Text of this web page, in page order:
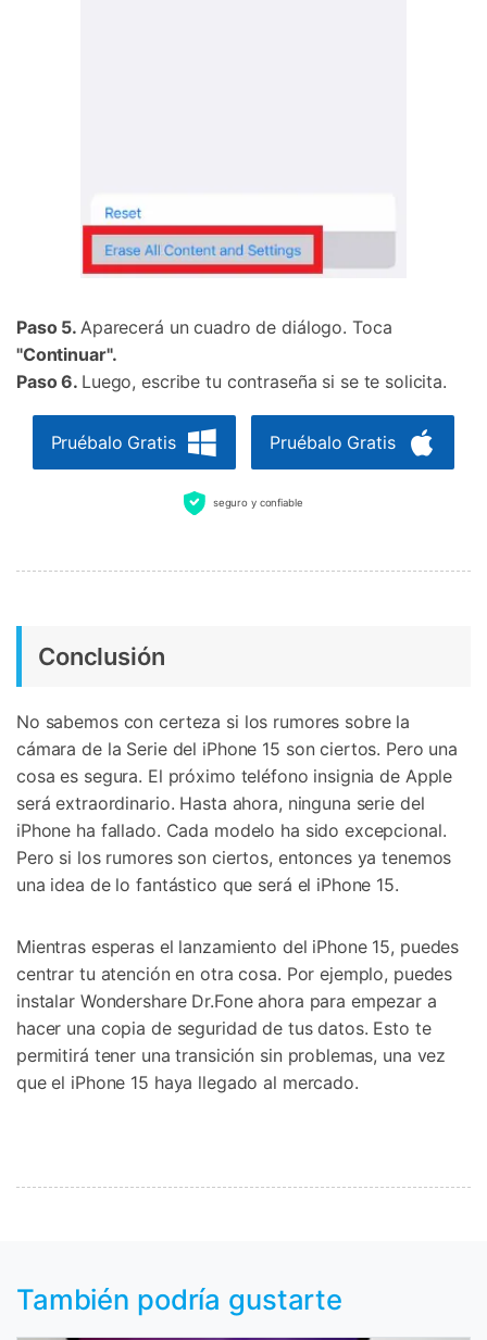
Paso 5. Aparecerá un cuadro de diálogo. Toca
"Continuar".
Paso 6. Luego, escribe tu contraseña si se te solicita.
Pruébalo Gratis Pruébalo Gratis
seguro y confiable
Conclusión
No sabemos con certeza si los rumores sobre la
cámara de la Serie del iPhone 15 son ciertos. Pero una
cosa es segura. El próximo teléfono insignia de Apple
será extraordinario. Hasta ahora, ninguna serie del
iPhone ha fallado. Cada modelo ha sido excepcional.
Pero si los rumores son ciertos, entonces ya tenemos
una idea de lo fantástico que será el iPhone 15.
Mientras esperas el lanzamiento del iPhone 15, puedes
centrar tu atención en otra cosa. Por ejemplo, puedes
instalar Wondershare Dr.Fone ahora para empezar a
hacer una copia de seguridad de tus datos. Esto te
permitirá tener una transición sin problemas, una vez
que el iPhone 15 haya llegado al mercado.
También podría gustarte